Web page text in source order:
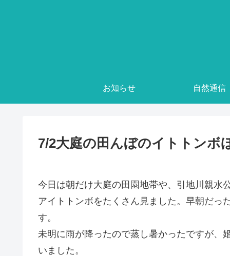
お知らせ 自然通信
7/2大庭の田んぼのイトトンボ
今日は朝だけ大庭の田園地帯や、引地川親水
アイトトンボをたくさん見ました。早朝だっ
す。
未明に雨が降ったので蒸し暑かったですが、
いました。